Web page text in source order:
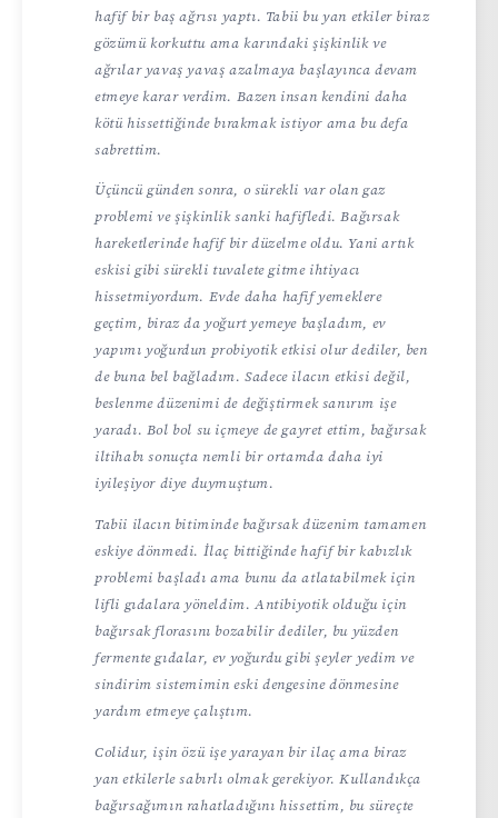
hafif bir baş ağrısı yaptı. Tabii bu yan etkiler biraz
gözümü korkuttu ama karındaki şişkinlik ve
ağrılar yavaş yavaş azalmaya başlayınca devam
etmeye karar verdim. Bazen insan kendini daha
kötü hissettiğinde bırakmak istiyor ama bu defa
sabrettim.
Üçüncü günden sonra, o sürekli var olan gaz
problemi ve şişkinlik sanki hafifledi. Bağırsak
hareketlerinde hafif bir düzelme oldu. Yani artık
eskisi gibi sürekli tuvalete gitme ihtiyacı
hissetmiyordum. Evde daha hafif yemeklere
geçtim, biraz da yoğurt yemeye başladım, ev
yapımı yoğurdun probiyotik etkisi olur dediler, ben
de buna bel bağladım. Sadece ilacın etkisi değil,
beslenme düzenimi de değiştirmek sanırım işe
yaradı. Bol bol su içmeye de gayret ettim, bağırsak
iltihabı sonuçta nemli bir ortamda daha iyi
iyileşiyor diye duymuştum.
Tabii ilacın bitiminde bağırsak düzenim tamamen
eskiye dönmedi. İlaç bittiğinde hafif bir kabızlık
problemi başladı ama bunu da atlatabilmek için
lifli gıdalara yöneldim. Antibiyotik olduğu için
bağırsak florasını bozabilir dediler, bu yüzden
fermente gıdalar, ev yoğurdu gibi şeyler yedim ve
sindirim sistemimin eski dengesine dönmesine
yardım etmeye çalıştım.
Colidur, işin özü işe yarayan bir ilaç ama biraz
yan etkilerle sabırlı olmak gerekiyor. Kullandıkça
bağırsağımın rahatladığını hissettim, bu süreçte